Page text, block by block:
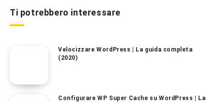
Ti potrebbero interessare
Velocizzare WordPress | La guida completa
(2020)
Configurare WP Super Cache su WordPress | La